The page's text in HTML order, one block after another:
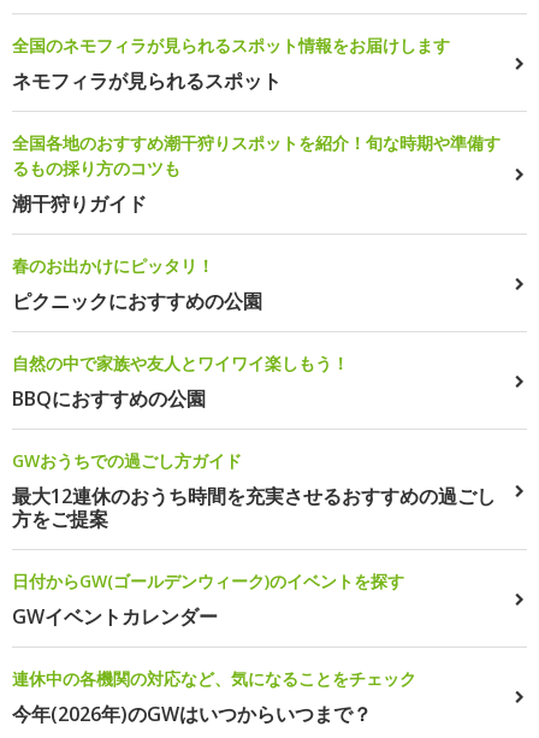
全国のネモフィラが見られるスポット情報をお届けします
ネモフィラが見られるスポット
全国各地のおすすめ潮干狩りスポットを紹介！旬な時期や準備す
るもの採り方のコツも
潮干狩りガイド
春のお出かけにピッタリ！
ピクニックにおすすめの公園
自然の中で家族や友人とワイワイ楽しもう！
BBQにおすすめの公園
GWおうちでの過ごし方ガイド
最大12連休のおうち時間を充実させるおすすめの過ごし
方をご提案
日付からGW(ゴールデンウィーク)のイベントを探す
GWイベントカレンダー
連休中の各機関の対応など、気になることをチェック
今年(2026年)のGWはいつからいつまで？